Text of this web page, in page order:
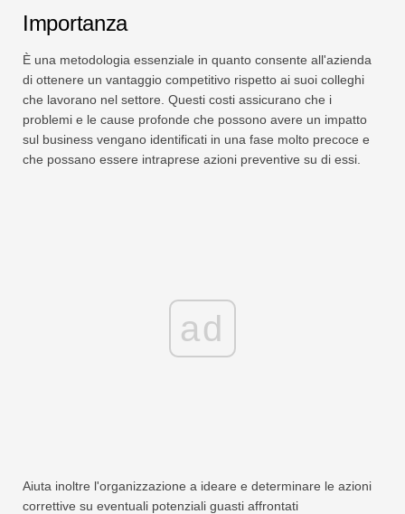
Importanza
È una metodologia essenziale in quanto consente all'azienda
di ottenere un vantaggio competitivo rispetto ai suoi colleghi
che lavorano nel settore. Questi costi assicurano che i
problemi e le cause profonde che possono avere un impatto
sul business vengano identificati in una fase molto precoce e
che possano essere intraprese azioni preventive su di essi.
ad
Aiuta inoltre l'organizzazione a ideare e determinare le azioni
correttive su eventuali potenziali guasti affrontati